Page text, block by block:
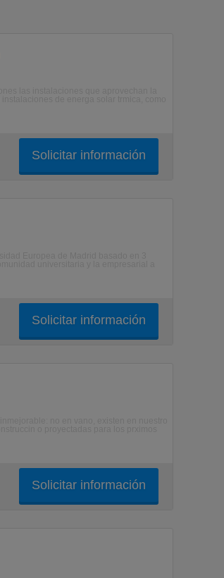
Solicitar información
Solicitar información
Solicitar información